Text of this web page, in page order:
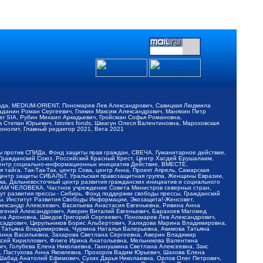
MEDIUM-ORIENT, Пономарев Лев Александрович, Савицкая Людмила
Роман Сергеевич, Гликин Максим Александрович, Маняхин Петр
Рубин Михаил Аркадьевич, Гройсман Софья Романовна,
Юрьевич, Istories fonds, Шмагун Олеся Валентиновна, Мароховская
Главный редактор 2021, Вега 2021
СПИДа, Фонд защиты прав граждан, СВЕЧА, Гуманитарное действие,
Союз, Российский Красный Крест, Центр Хасдей Ерушалаим,
социально-информационных инициатив Действие, ВМЕСТЕ,
Так-Так-Так, центр Сова, центр Анна, Проект Апрель, Самарская
защиты СИБАЛЬТ, Уральская правозащитная группа, Женщины Евразии,
Дальневосточный центр развития гражданских инициатив и социального
ЧЕЛОВЕКА, Частное учреждение Совета Министров северных стран,
прессы - Сибирь, Фонд поддержки свободы прессы, Гражданский
Институт Развития Свободы Информации, Экозащита!-Женсовет,
Алексеевич, Васильева Анастасия Евгеньевна, Ривина Анна
Александрович, Аверин Виталий Евгеньевич, Барахоев Магомед
Шведов Григорий Сергеевич, Пономарев Лев Александрович,
Цирульников Борис Альбертович, Халидова Марина Владимировна,
Владимировна, Чуркина Наталья Валерьевна, Акимова Татьяна
Васильевна, Захарова Светлана Сергеевна, Аверин Владимир
Кириллович, Флиге Ирина Анатольевна, Мельникова Валентина
Елена Николаевна, Ганнушкина Светлана Алексеевна, Закс
Анна Яковлевна, Прохоров Вадим Юрьевич, Шахова Елена
Анатолий Ефимович, Сухих Дарья Николаевна, Орлов Олег Петрович,